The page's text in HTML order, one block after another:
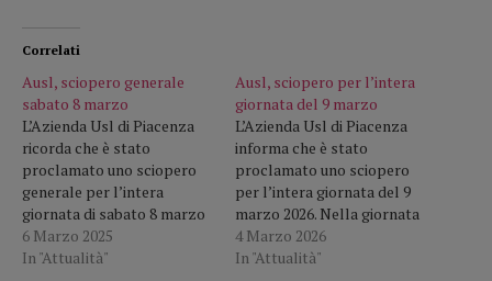
Correlati
Ausl, sciopero generale
sabato 8 marzo
L’Azienda Usl di Piacenza
ricorda che è stato
proclamato uno sciopero
generale per l’intera
giornata di sabato 8 marzo
2025. Nella giornata
di sciopero verranno
6 Marzo 2025
In "Attualità"
Ausl, sciopero per l’intera
giornata del 9 marzo
L’Azienda Usl di Piacenza
informa che è stato
proclamato uno sciopero
per l’intera giornata del 9
marzo 2026. Nella giornata
di sciopero verranno
assicurati i servizi minimi
4 Marzo 2026
In "Attualità"